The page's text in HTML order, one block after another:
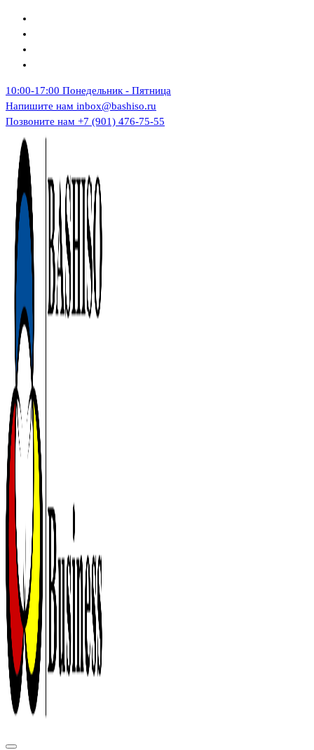
Перейти
содержимому
10:00-17:00 Понедельник - Пятница
Напишите нам inbox@bashiso.ru
Позвоните нам +7 (901) 476-75-55